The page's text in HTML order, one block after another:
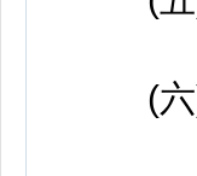
(六)